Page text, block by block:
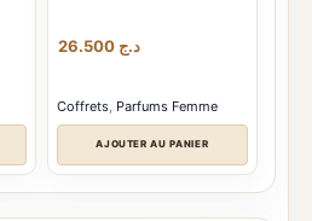
د.ج 26.500
Coffrets, Parfums Femme
AJOUTER AU PANIER